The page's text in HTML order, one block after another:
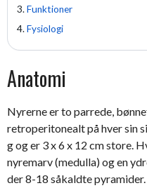
Funktioner
Fysiologi
Anatomi
Nyrerne er to parrede,
retroperitonealt på hver sin
g og er 3 x 6 x 12 cm store.
nyremarv (medulla) og en
der 8-18 såkaldte